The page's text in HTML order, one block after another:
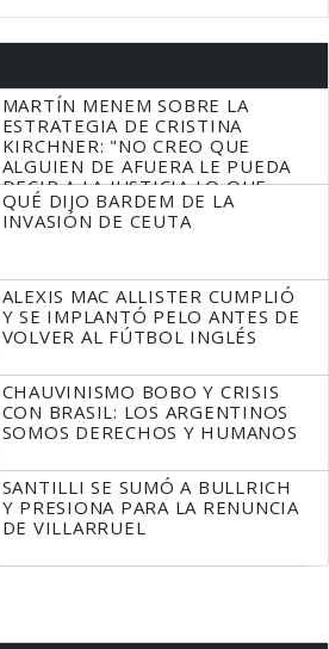
MARTÍN MENEM SOBRE LA
ESTRATEGIA DE CRISTINA
KIRCHNER: "NO CREO QUE
ALGUIEN DE AFUERA LE PUEDA
DECIR A LA JUSTICIA LO QUE
TIENE QUE HACER"
QUÉ DIJO BARDEM DE LA
INVASIÓN DE CEUTA
ALEXIS MAC ALLISTER CUMPLIÓ
Y SE IMPLANTÓ PELO ANTES DE
VOLVER AL FÚTBOL INGLÉS
CHAUVINISMO BOBO Y CRISIS
CON BRASIL: LOS ARGENTINOS
SOMOS DERECHOS Y HUMANOS
SANTILLI SE SUMÓ A BULLRICH
Y PRESIONA PARA LA RENUNCIA
DE VILLARRUEL